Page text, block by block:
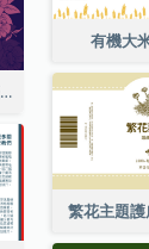
有機大
有機天然美容產品標籤
繁花主題